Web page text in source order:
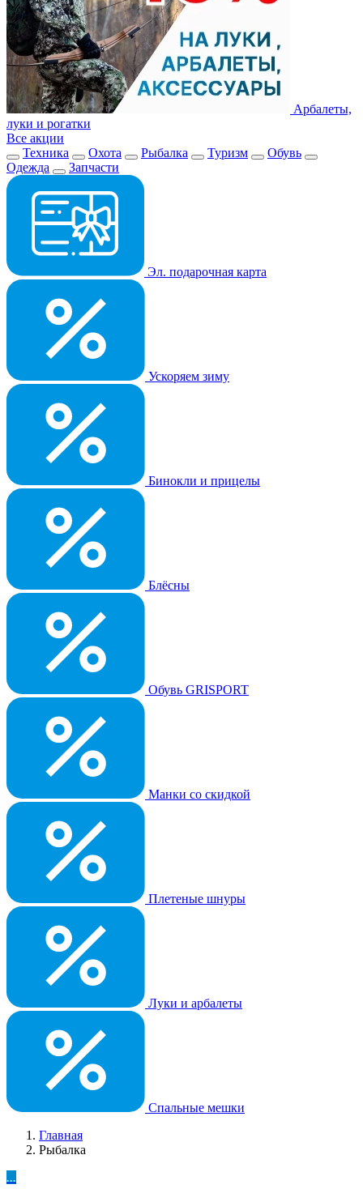
Арбалеты,
луки и рогатки
Все акции
Техника
Охота Рыбалка Туризм
Обувь
Одежда
Запчасти
Эл. подарочная карта
Ускоряем зиму
Бинокли и прицелы
Блёсны
Обувь GRISPORT
Манки со скидкой
Плетеные шнуры
Луки и арбалеты
Спальные мешки
Главная
Рыбалка
...